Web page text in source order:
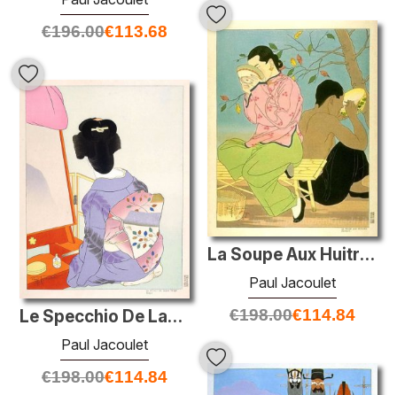
€196.00€113.68
La Soupe Aux Huitres. Chinois
Paul Jacoulet
€198.00€114.84
Le Specchio De Laque Rouge. Tokyo
Paul Jacoulet
€198.00€114.84